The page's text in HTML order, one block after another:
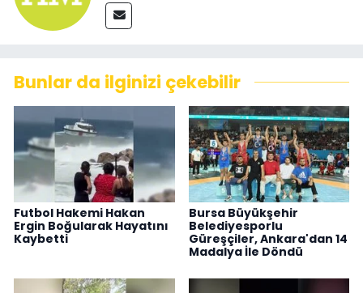
Bunlar da ilginizi çekebilir
Futbol Hakemi Hakan
Ergin Boğularak Hayatını
Kaybetti
Bursa Büyükşehir
Belediyesporlu
Güreşçiler, Ankara'dan 14
Madalya İle Döndü